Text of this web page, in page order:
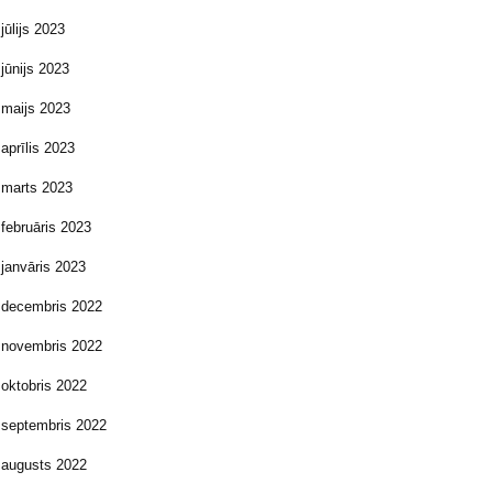
jūlijs 2023
jūnijs 2023
maijs 2023
aprīlis 2023
marts 2023
februāris 2023
janvāris 2023
decembris 2022
novembris 2022
oktobris 2022
septembris 2022
augusts 2022